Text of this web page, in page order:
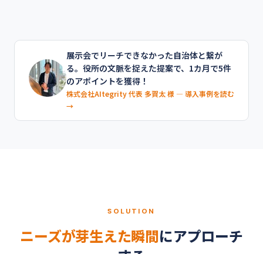
展示会でリーチできなかった自治体と繋が
る。役所の文脈を捉えた提案で、1カ月で5件
のアポイントを獲得！
株式会社AItegrity 代表 多賀太 様 ― 導入事例を読む
→
SOLUTION
ニーズが芽生えた瞬間にアプローチ